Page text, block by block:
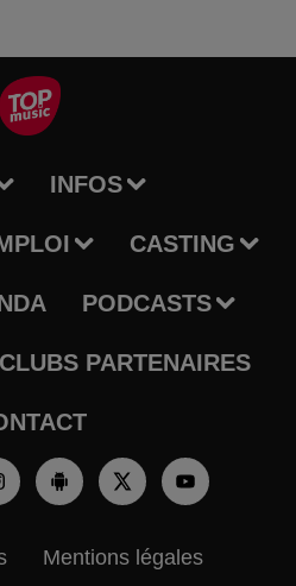
INFOS
CASTING
PODCASTS
CLUBS PARTENAIRES
Mentions légales